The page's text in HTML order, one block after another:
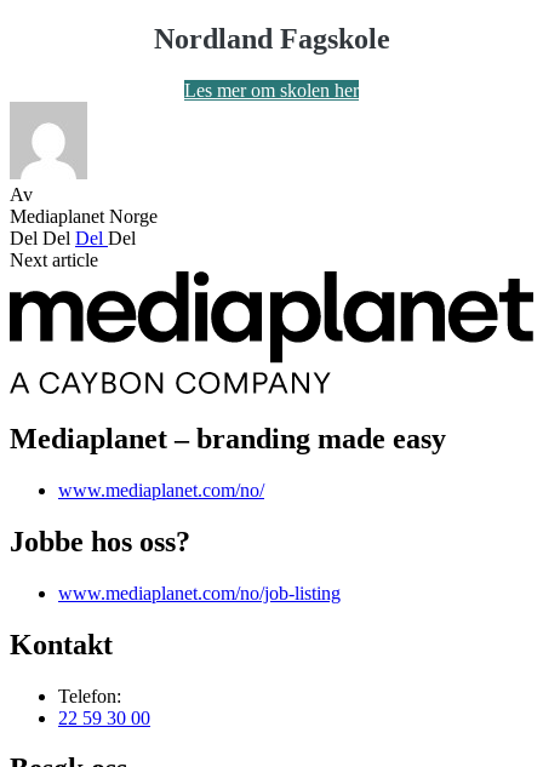
Nordland Fagskole
Les mer om skolen her
Av
Mediaplanet Norge
Del Del Del Del
Next article
Mediaplanet – branding made easy
www.mediaplanet.com/no/
Jobbe hos oss?
www.mediaplanet.com/no/job-listing
Kontakt
Telefon:
22 59 30 00